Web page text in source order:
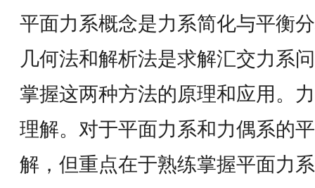
平面力系概念是力系简化与平衡
几何法和解析法是求解汇交力系
掌握这两种方法的原理和应用。
理解。对于平面力系和力偶系的
解，但重点在于熟练掌握平面力